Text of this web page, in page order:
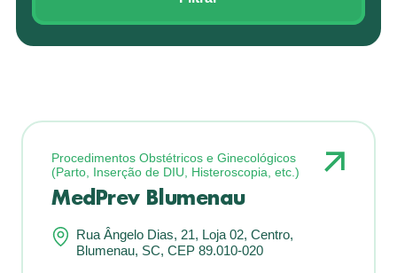
Procedimentos Obstétricos e Ginecológicos
(Parto, Inserção de DIU, Histeroscopia, etc.)
MedPrev Blumenau
Rua Ângelo Dias, 21, Loja 02, Centro,
Blumenau, SC, CEP 89.010-020